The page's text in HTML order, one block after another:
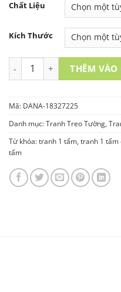
Chất Liệu
Kích Thước
TRANH TREO TƯỜNG 1
THÊM
Mã: DANA-18327225
Danh mục:Tranh Treo Tường,
Từ khóa:tranh 1 tấm, tranh 1 tấm
tấm